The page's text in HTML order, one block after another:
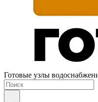
Готовые узлы